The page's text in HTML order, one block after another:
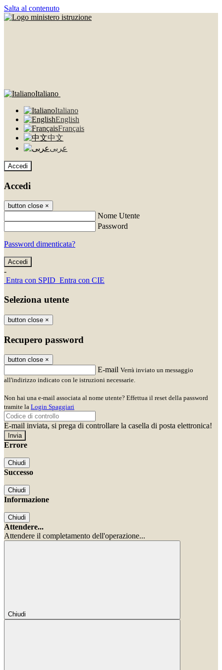
Salta al contenuto
Italiano
Italiano
English
Français
中文
عربى
Accedi
Accedi
button close ×
Nome Utente
Password
Password dimenticata?
-
Entra con SPID Entra con CIE
Seleziona utente
button close ×
Recupero password
button close ×
E-mail Verrà inviato un messaggio
all'indirizzo indicato con le istruzioni necessarie.
Non hai una e-mail associata al nome utente? Effettua il reset della password
tramite la Login Spaggiari
E-mail inviata, si prega di controllare la casella di posta elettronica!
Errore
Chiudi
Successo
Chiudi
Informazione
Chiudi
Attendere...
Attendere il completamento dell'operazione...
Chiudi